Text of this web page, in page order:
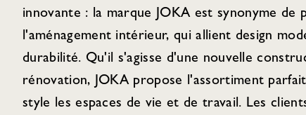
innovante : la marque JOKA est synonyme de
l'aménagement intérieur, qui allient design
durabilité. Qu'il s'agisse d'une nouvelle
rénovation, JOKA propose l'assortiment
style les espaces de vie et de travail. Les